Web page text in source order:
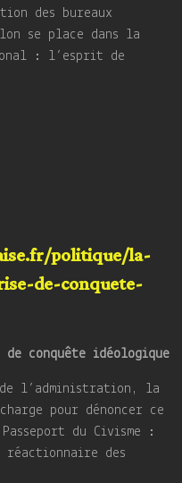
des bureaux
se place dans la
: l’esprit de
politique/la-
de-conquete-
de conquête idéologique
de l’administration, la
pour dénoncer ce
du Civisme :
réactionnaire des